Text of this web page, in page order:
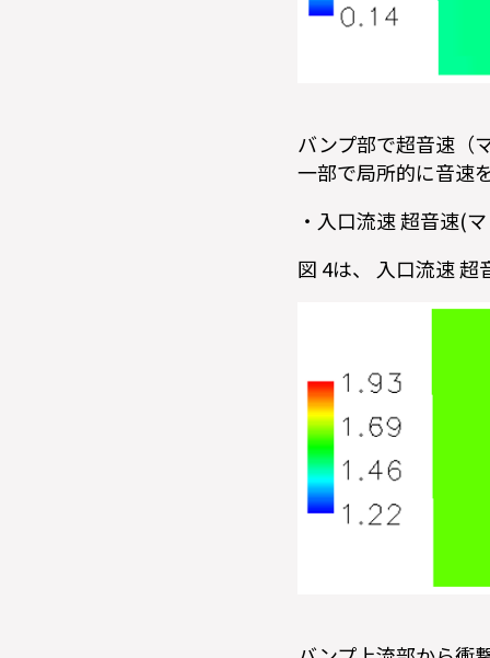
バンプ部で超音速（
一部で局所的に音速
・入口流速 超音速(
図 4は、 入口流速